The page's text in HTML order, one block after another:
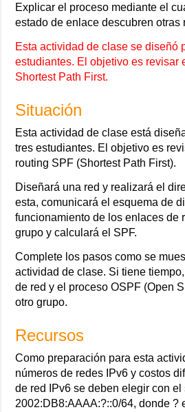
Explicar el proceso mediante el
estado de enlace descubren otras
Esta actividad de clase se diseñó
estudiantes. El objetivo es revisar
Shortest Path First.
Situación
Esta actividad de clase está
tres estudiantes. El objetivo es
routing SPF (Shortest Path First).
Diseñará una red y realizará el
esta, comunicará el esquema de
funcionamiento de los enlaces de
grupo y calculará el SPF.
Complete los pasos como se
actividad de clase. Si tiene
de red y el proceso OSPF (Open
otro grupo.
Recursos
Como preparación para esta
números de redes IPv6 y costos
de red IPv6 se deben elegir con el
2002:DB8:AAAA:?::0/64, donde ?